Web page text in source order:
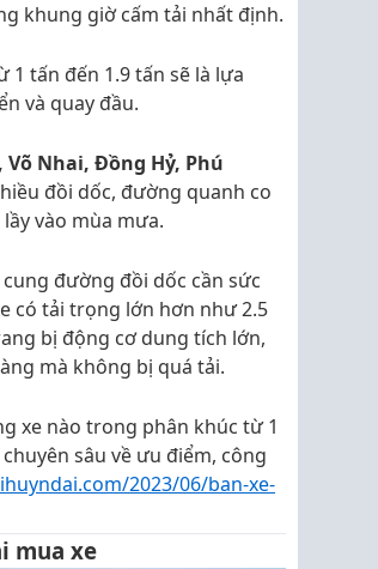
khung giờ cấm tải nhất định.
1 tấn đến 1.9 tấn sẽ là lựa
và quay đầu.
Nhai, Đồng Hỷ, Phú
đồi dốc, đường quanh co
vào mùa mưa.
đường đồi dốc cần sức
có tải trọng lớn hơn như 2.5
bị động cơ dung tích lớn,
mà không bị quá tải.
xe nào trong phân khúc từ 1
sâu về ưu điểm, công
2023/06/ban-xe-
mua xe